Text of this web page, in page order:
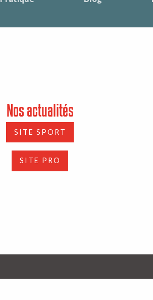
Nos actualités
SITE SPORT
SITE PRO